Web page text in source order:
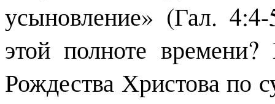
усыновление» (Гал.
этой полноте времени?
Рождества Христова по